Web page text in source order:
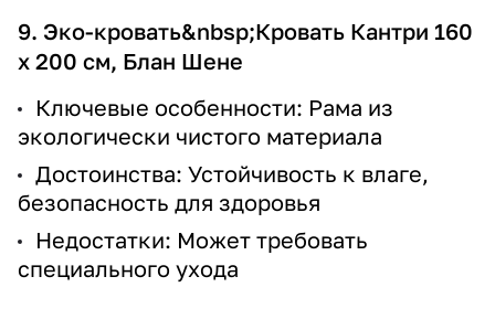
9. Эко-кровать&nbsp;Кровать Кантри 160
х 200 см, Блан Шене
Ключевые особенности: Рама из
экологически чистого материала
Достоинства: Устойчивость к влаге,
безопасность для здоровья
Недостатки: Может требовать
специального ухода